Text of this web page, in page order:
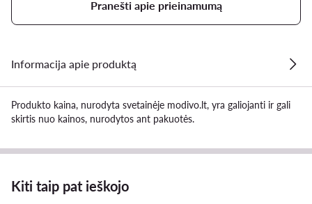
Pranešti apie prieinamumą
Informacija apie produktą
Produkto kaina, nurodyta svetainėje modivo.lt, yra galiojanti ir gali
skirtis nuo kainos, nurodytos ant pakuotės.
Kiti taip pat ieškojo